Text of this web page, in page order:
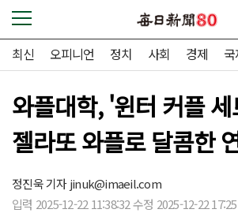
최신 오피니언 정치 사회 경제
와플대학, '윈터 커플
젤라또 와플로 달콤한
정진욱 기자jinuk@imaeil.com
입력 2025-12-22 11:38:32 수정 2025-12-22